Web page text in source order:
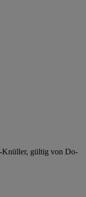
Knüller, gültig von Do-